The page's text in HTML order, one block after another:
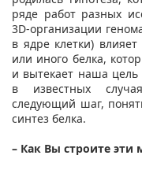
ряде работ разных
3D-организации
в ядре клетки)
или иного белка,
и вытекает наша цель
в известных
следующий шаг,
синтез белка.
– Как Вы строите эти